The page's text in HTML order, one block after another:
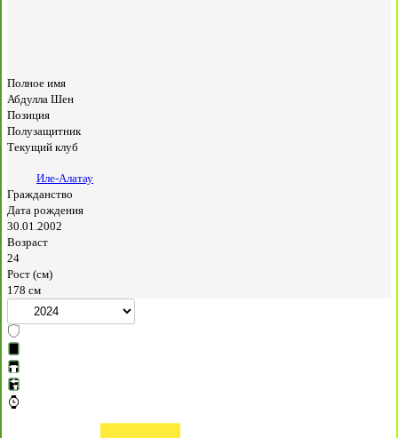
Полное имя
Абдулла Шен
Позиция
Полузащитник
Текущий клуб
Иле-Алатау
Гражданство
Дата рождения
30.01.2002
Возраст
24
Рост (см)
178 см